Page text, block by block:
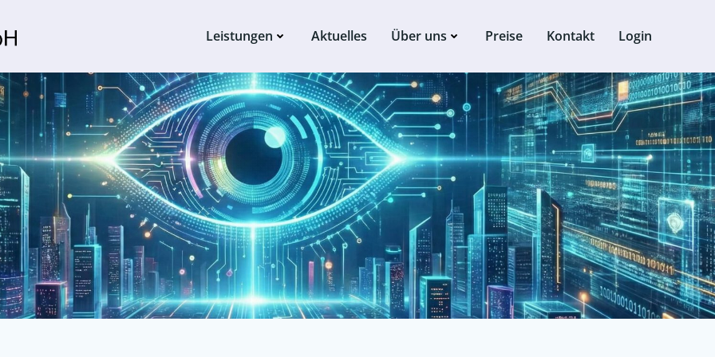
Leistungen Aktuelles Über uns Preise Kontakt Login